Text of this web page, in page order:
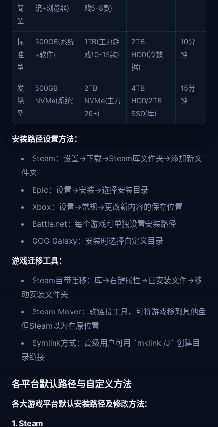
简
型
统+浏览器)
戏5-8款)
标
准
型
500GB(系统
+软件)
1TB(主力游
戏10-15款)
2TB
HDD(冷数
据)
10分
钟
发
烧
型
500GB
NVMe(系统)
2TB
NVMe(主力
20+)
4TB
HDD/2TB
SSD(库)
15分
钟
安装路径设置方法：
Steam：设置→下载→Steam库文件夹→添加新文
件夹
Epic：设置→安装→选择安装目录
Xbox：设置→常规→更改新内容的保存位置
Battle.net：每个游戏可单独设置安装路径
GOG Galaxy：安装时选择自定义目录
游戏迁移工具：
Steam自带迁移：库→右键属性→已安装文件→移
动安装文件夹
Steam Mover：软链接工具，可将游戏移到其他盘
但Steam以为在原位置
Symlink方式：高级用户可用 `mklink /J` 创建目
录链接
各平台默认路径与自定义方法
各大游戏平台默认安装路径及修改方法：
1. Steam